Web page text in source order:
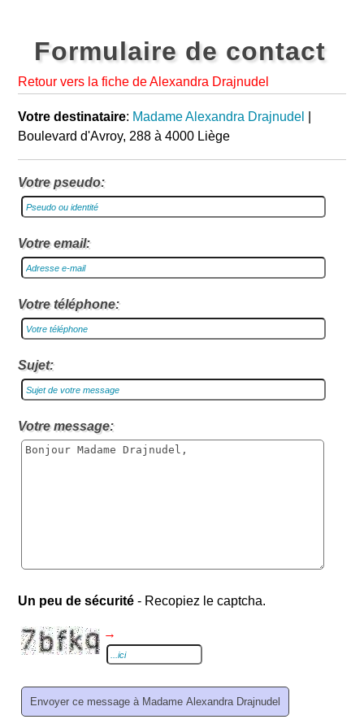
Formulaire de contact
Retour vers la fiche de Alexandra Drajnudel
Votre destinataire: Madame Alexandra Drajnudel
Boulevard d'Avroy, 288 à 4000 Liège
Votre pseudo:
Votre email:
Votre téléphone:
Sujet:
Votre message:
Un peu de sécurité - Recopiez le captcha.
→